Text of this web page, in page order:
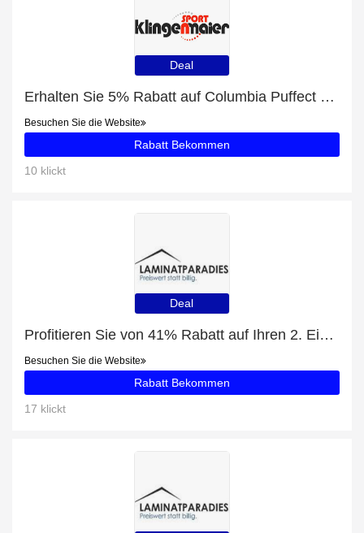
Deal
Erhalten Sie 5% Rabatt auf Columbia Puffect Hooded Jacket Herren Winterjacke grün schwarz
Besuchen Sie die Website
Rabatt Bekommen
10 klickt
Deal
Profitieren Sie von 41% Rabatt auf Ihren 2. Einkauf
Besuchen Sie die Website
Rabatt Bekommen
17 klickt